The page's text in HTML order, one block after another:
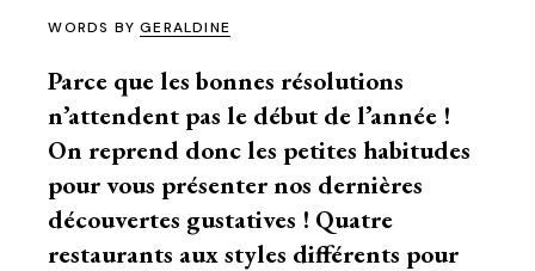
WORDS BYGERALDINE
Parce que les bonnes résolutions
n’attendent pas le début de l’année !
On reprend donc les petites habitudes
pour vous présenter nos dernières
découvertes gustatives ! Quatre
restaurants aux styles différents pour